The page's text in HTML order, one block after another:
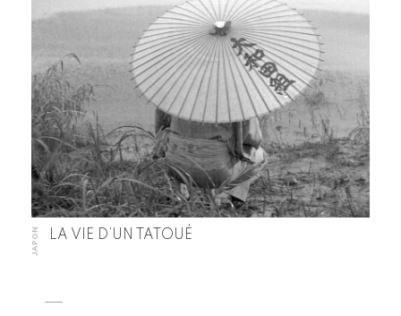
JAPON LA VIE D’UN TATOUÉ